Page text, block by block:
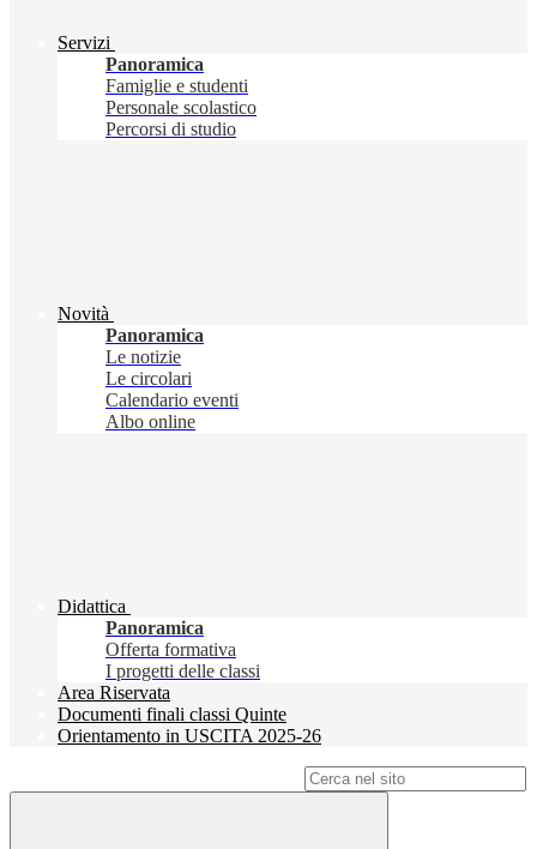
Servizi
Panoramica
Famiglie e studenti
Personale scolastico
Percorsi di studio
Novità
Panoramica
Le notizie
Le circolari
Calendario eventi
Albo online
Didattica
Panoramica
Offerta formativa
I progetti delle classi
Area Riservata
Documenti finali classi Quinte
Orientamento in USCITA 2025-26